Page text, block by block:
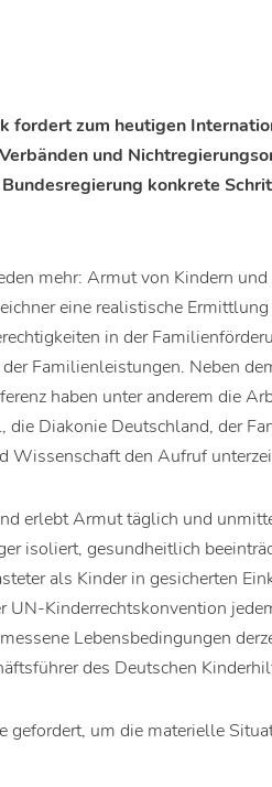
fordert zum heutigen
und
konkrete
mehr: Armut von Kindern
eine realistische
in der
Familienleistungen. Neben
haben unter anderem die
die Diakonie Deutschland, der
Wissenschaft den Aufruf
erlebt Armut täglich und
isoliert, gesundheitlich
als Kinder in gesicherten
UN-Kinderrechtskonvention
Lebensbedingungen
des Deutschen
gefordert, um die materielle